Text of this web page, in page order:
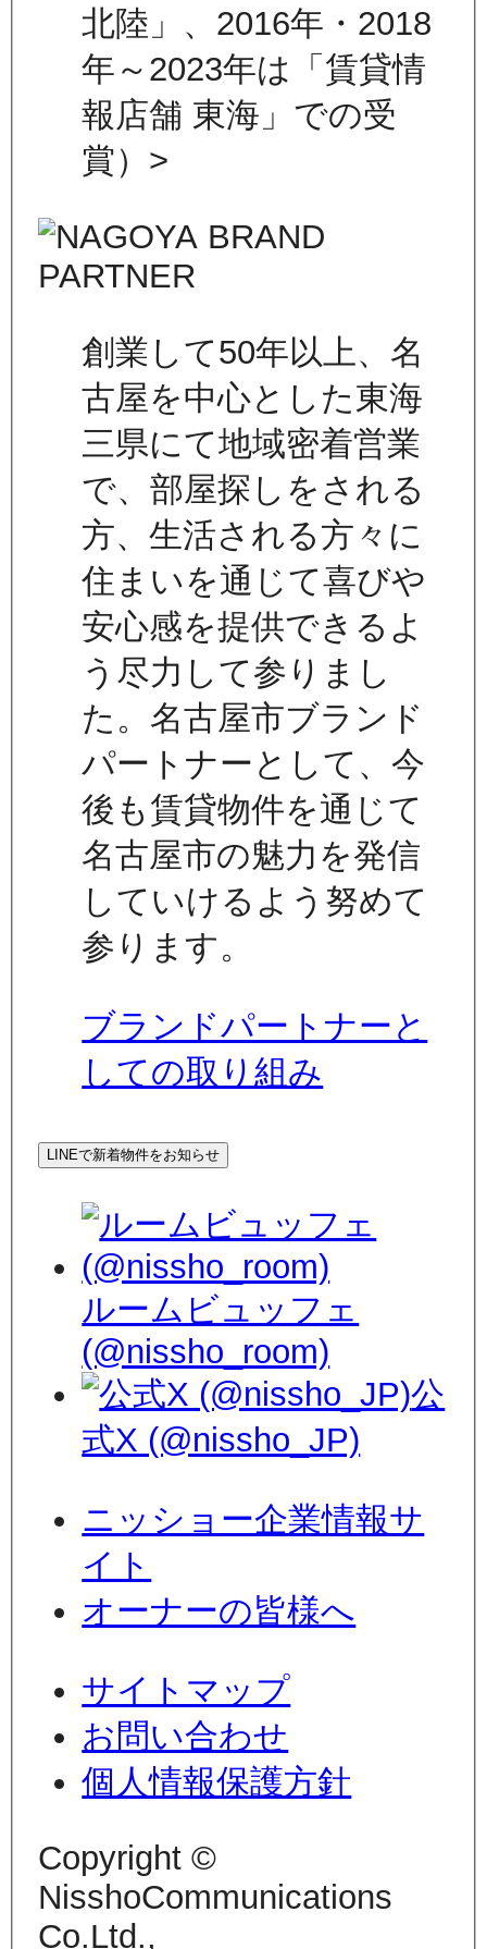
北陸」、2016年・2018
年～2023年は「賃貸情
報店舗 東海」での受
賞）>
創業して50年以上、名
古屋を中心とした東海
三県にて地域密着営業
で、部屋探しをされる
方、生活される方々に
住まいを通じて喜びや
安心感を提供できるよ
う尽力して参りまし
た。名古屋市ブランド
パートナーとして、今
後も賃貸物件を通じて
名古屋市の魅力を発信
していけるよう努めて
参ります。
ブランドパートナーと
しての取り組み
LINEで新着物件をお知らせ
ルームビュッフェ
(@nissho_room)
公
式X (@nissho_JP)
ニッショー企業情報サ
イト
オーナーの皆様へ
サイトマップ
お問い合わせ
個人情報保護方針
Copyright ©
NisshoCommunications
Co.Ltd.,